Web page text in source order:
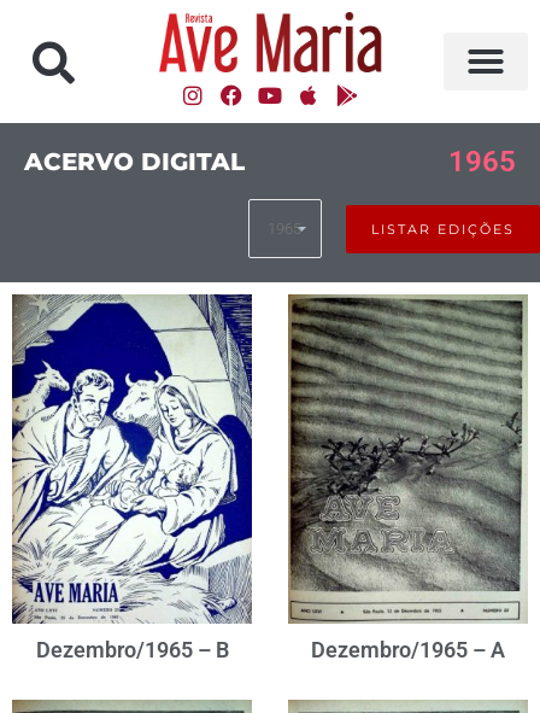
ACERVO DIGITAL 1965
Dezembro/1965 – B Dezembro/1965 – A